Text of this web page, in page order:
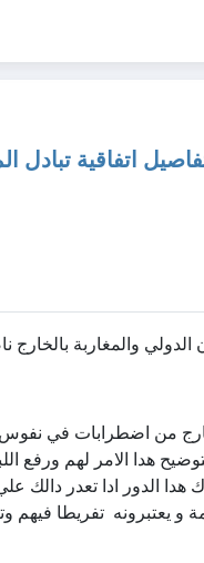
اتفاقية تبادل
والمغاربة بالخارج
من اضطرابات في نفوس
هدا الامر لهم ورفع
هدا الدور ادا
يعتبرونه تفريطا فيهم